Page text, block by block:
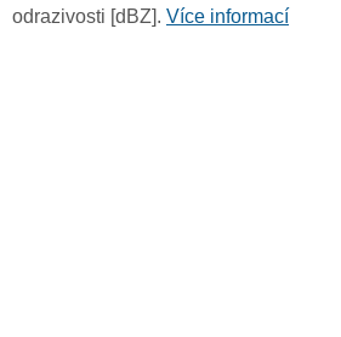
odrazivosti [dBZ]. Více informací